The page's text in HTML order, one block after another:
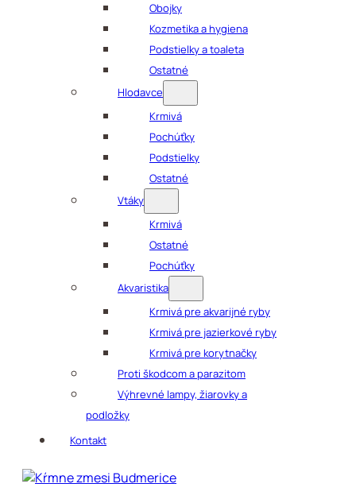
Obojky
Kozmetika a hygiena
Podstielky a toaleta
Ostatné
Hlodavce
Krmivá
Pochúťky
Podstielky
Ostatné
Vtáky
Krmivá
Ostatné
Pochúťky
Akvaristika
Krmivá pre akvarijné ryby
Krmivá pre jazierkové ryby
Krmivá pre korytnačky
Proti škodcom a parazitom
Výhrevné lampy, žiarovky a
podložky
Kontakt